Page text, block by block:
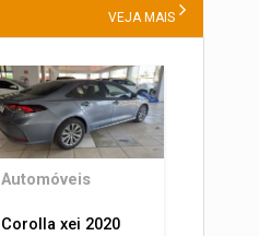
VEJA MAIS
Automóveis
Corolla xei 2020